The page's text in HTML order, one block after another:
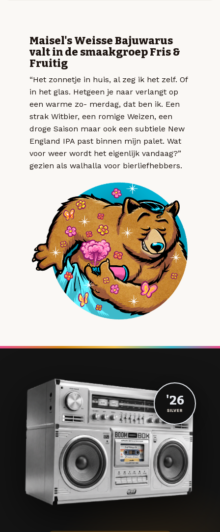
Maisel's Weisse Bajuwarus
valt in de smaakgroep Fris &
Fruitig
“Het zonnetje in huis, al zeg ik het zelf. Of
in het glas. Hetgeen je naar verlangt op
een warme zo- merdag, dat ben ik. Een
strak Witbier, een romige Weizen, een
droge Saison maar ook een subtiele New
England IPA past binnen mijn palet. Wat
voor weer wordt het eigenlijk vandaag?”
gezien als walhalla voor bierliefhebbers.
'26
SILVER